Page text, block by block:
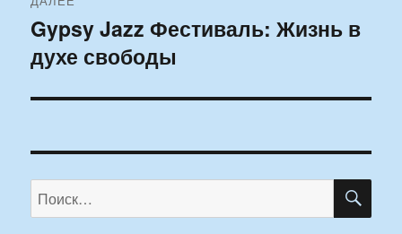
Следующая
запись:
Gypsy Jazz Фестиваль: Жизнь в
духе свободы
Искать: